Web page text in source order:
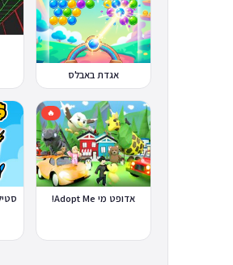
אגדת באבלס
🔥
אדופט מי Adopt Me!